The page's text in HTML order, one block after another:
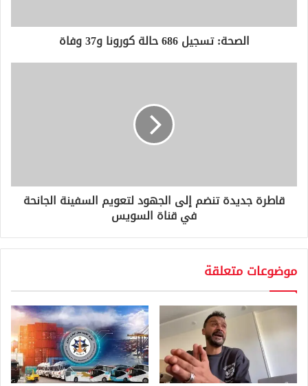
ر
ي
الصحة: تسجيل 686 حالة كورونا و37 وفاة
قاطرة جديدة تنضم إلى الجهود لتعويم السفينة الجانحة
في قناة السويس
موضوعات متعلقة